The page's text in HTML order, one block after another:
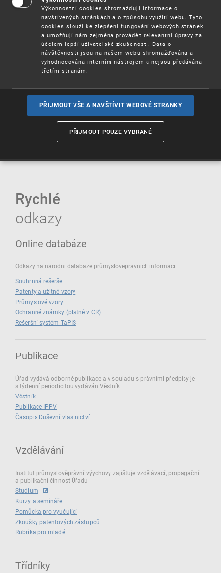
Ochrannéznámky
Označení původua zeměpisná
Rychlé
odkazy
Online databáze
Odkazy na národní databáze průmyslověprávních informací
Souhrnná rešerše
Patenty a užitné vzory
Průmyslové vzory
Ochranné známky (platné v ČR)
Rešeršní systém TaPIS
Publikace
Úřad vydává odborné publikace a v souladu s právními předpisy je
s týdenní periodicitou vydáván Věstník
Věstník
Publikace IPPV
Časopis Duševní vlastnictví
Vzdělávání
Institut průmyslověprávní výychovy zajišťuje vzdělávací, propagační
a publikační činnost Úřadu
Studium
Kurzy a semináře
Pomůcka pro vyučující
Zkoušky patentových zástupců
Rubrika pro mladé
Třídníky
Výkonnostní cookies shromažďují informace o
navštívených stránkách a o způsobu využití webu. Tyto
cookies slouží ke zlepšení fungování webových stránek
a umožňují nám zejména provádět relevantní úpravy za
účelem lepší uživatelské zkušenosti. Data o
návštěvnosti jsou na našem webu shromažďována a
vyhodnocována interním nástrojem a nejsou předávána
třetím stranám.
PŘIJMOUT VŠE A NAVŠTÍVIT WEBOVÉ STRANKY
PŘIJMOUT POUZE VYBRANÉ